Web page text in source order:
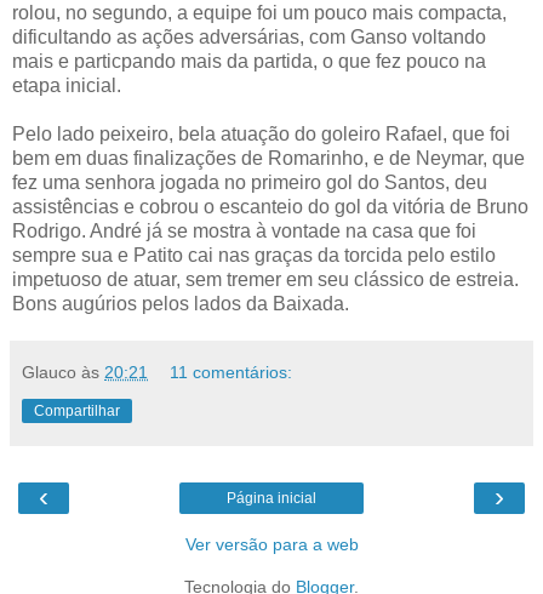
rolou, no segundo, a equipe foi um pouco mais compacta,
dificultando as ações adversárias, com Ganso voltando
mais e particpando mais da partida, o que fez pouco na
etapa inicial.
Pelo lado peixeiro, bela atuação do goleiro Rafael, que foi
bem em duas finalizações de Romarinho, e de Neymar, que
fez uma senhora jogada no primeiro gol do Santos, deu
assistências e cobrou o escanteio do gol da vitória de Bruno
Rodrigo. André já se mostra à vontade na casa que foi
sempre sua e Patito cai nas graças da torcida pelo estilo
impetuoso de atuar, sem tremer em seu clássico de estreia.
Bons augúrios pelos lados da Baixada.
Glauco às 20:21 11 comentários:
Compartilhar
‹ ›
Página inicial
Ver versão para a web
Tecnologia do Blogger.